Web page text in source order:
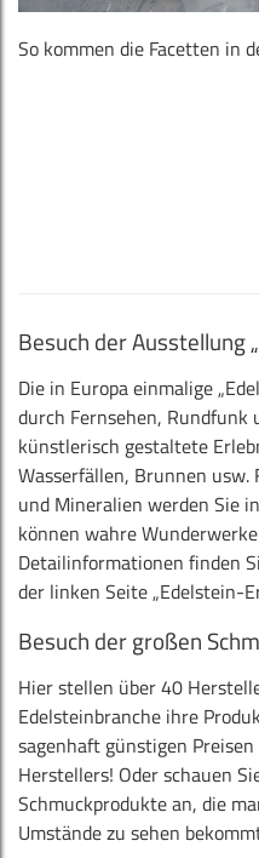
So kommen die Facetten in
Besuch der Ausstellung
Die in Europa einmalige
durch Fernsehen, Rundfunk
künstlerisch gestaltete
Wasserfällen, Brunnen usw.
und Mineralien werden Sie
können wahre
Detailinformationen finden
der linken Seite „Edelstein-
Besuch der großen
Hier stellen über 40
Edelsteinbranche ihre
sagenhaft günstigen
Herstellers! Oder schauen
Schmuckprodukte an, die
Umstände zu sehen